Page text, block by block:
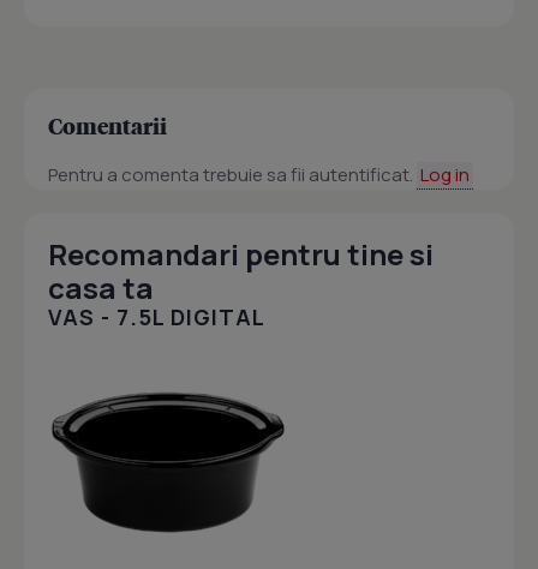
Comentarii
Pentru a comenta trebuie sa fii autentificat. Log in
Recomandari pentru tine si
casa ta
VAS - 7.5L DIGITAL